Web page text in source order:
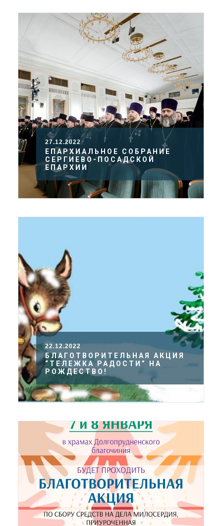
27.12.2022
ЕПАРХИАЛЬНОЕ СОБРАНИЕ
СЕРГИЕВО-ПОСАДСКОЙ
ЕПАРХИИ
22.12.2022
БЛАГОТВОРИТЕЛЬНАЯ АКЦИЯ
“ТЕЛЕЖКА РАДОСТИ” НА
РОЖДЕСТВО!